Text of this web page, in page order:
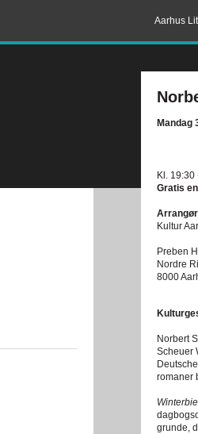
Aarhus
Mandag
Kl. 19:30
Gratis
Kultur
Preben
Nordre
8000
Norbert
Scheuer
romaner
grunde,